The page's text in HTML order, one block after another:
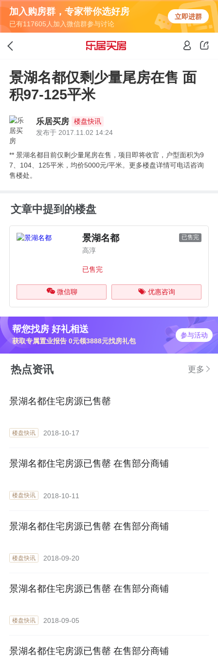
加入购房群，专家带你选好房
已有117605人加入微信群参与讨论
立即进群
景湖名都仅剩少量尾房在售 面
积97-125平米
乐居买房
楼盘快讯
发布于 2017.11.02 14:24
** 景湖名都目前仅剩少量尾房在售，项目即将收官，户型面积为9
7、104、125平米，均价5000元/平米。更多楼盘详情可电话咨询
售楼处。
文章中提到的楼盘
景湖名都 已售完
高淳
已售完
微信聊 优惠咨询
帮您找房 好礼相送
获取专属置业报告 0元领3888元找房礼包
参与活动
热点资讯 更多
景湖名都住宅房源已售罄
楼盘快讯 2018-10-17
景湖名都住宅房源已售罄 在售部分商铺
楼盘快讯 2018-10-11
景湖名都住宅房源已售罄 在售部分商铺
楼盘快讯 2018-09-20
景湖名都住宅房源已售罄 在售部分商铺
楼盘快讯 2018-09-05
景湖名都住宅房源已售罄 在售部分商铺